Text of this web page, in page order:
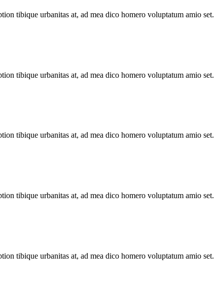
tibique urbanitas at, ad mea dico homero voluptatum amio set.
tibique urbanitas at, ad mea dico homero voluptatum amio set.
tibique urbanitas at, ad mea dico homero voluptatum amio set.
tibique urbanitas at, ad mea dico homero voluptatum amio set.
tibique urbanitas at, ad mea dico homero voluptatum amio set.